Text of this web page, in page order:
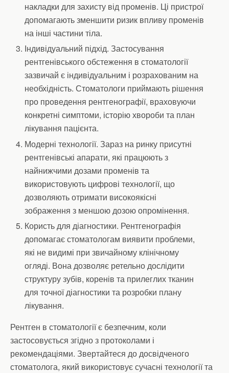
накладки для захисту від променів. Ці пристрої
допомагають зменшити ризик впливу променів
на інші частини тіла.
Індивідуальний підхід. Застосування
рентгенівського обстеження в стоматології
зазвичай є індивідуальним і розрахованим на
необхідність. Стоматологи приймають рішення
про проведення рентгенографії, враховуючи
конкретні симптоми, історію хвороби та план
лікування пацієнта.
Модерні технології. Зараз на ринку присутні
рентгенівські апарати, які працюють з
найнижчими дозами променів та
використовують цифрові технології, що
дозволяють отримати високоякісні
зображення з меншою дозою опромінення.
Користь для діагностики. Рентгенографія
допомагає стоматологам виявити проблеми,
які не видимі при звичайному клінічному
огляді. Вона дозволяє ретельно дослідити
структуру зубів, коренів та прилеглих тканин
для точної діагностики та розробки плану
лікування.
Рентген в стоматології є безпечним, коли
застосовується згідно з протоколами і
рекомендаціями. Звертайтеся до досвідченого
стоматолога, який використовує сучасні технології та